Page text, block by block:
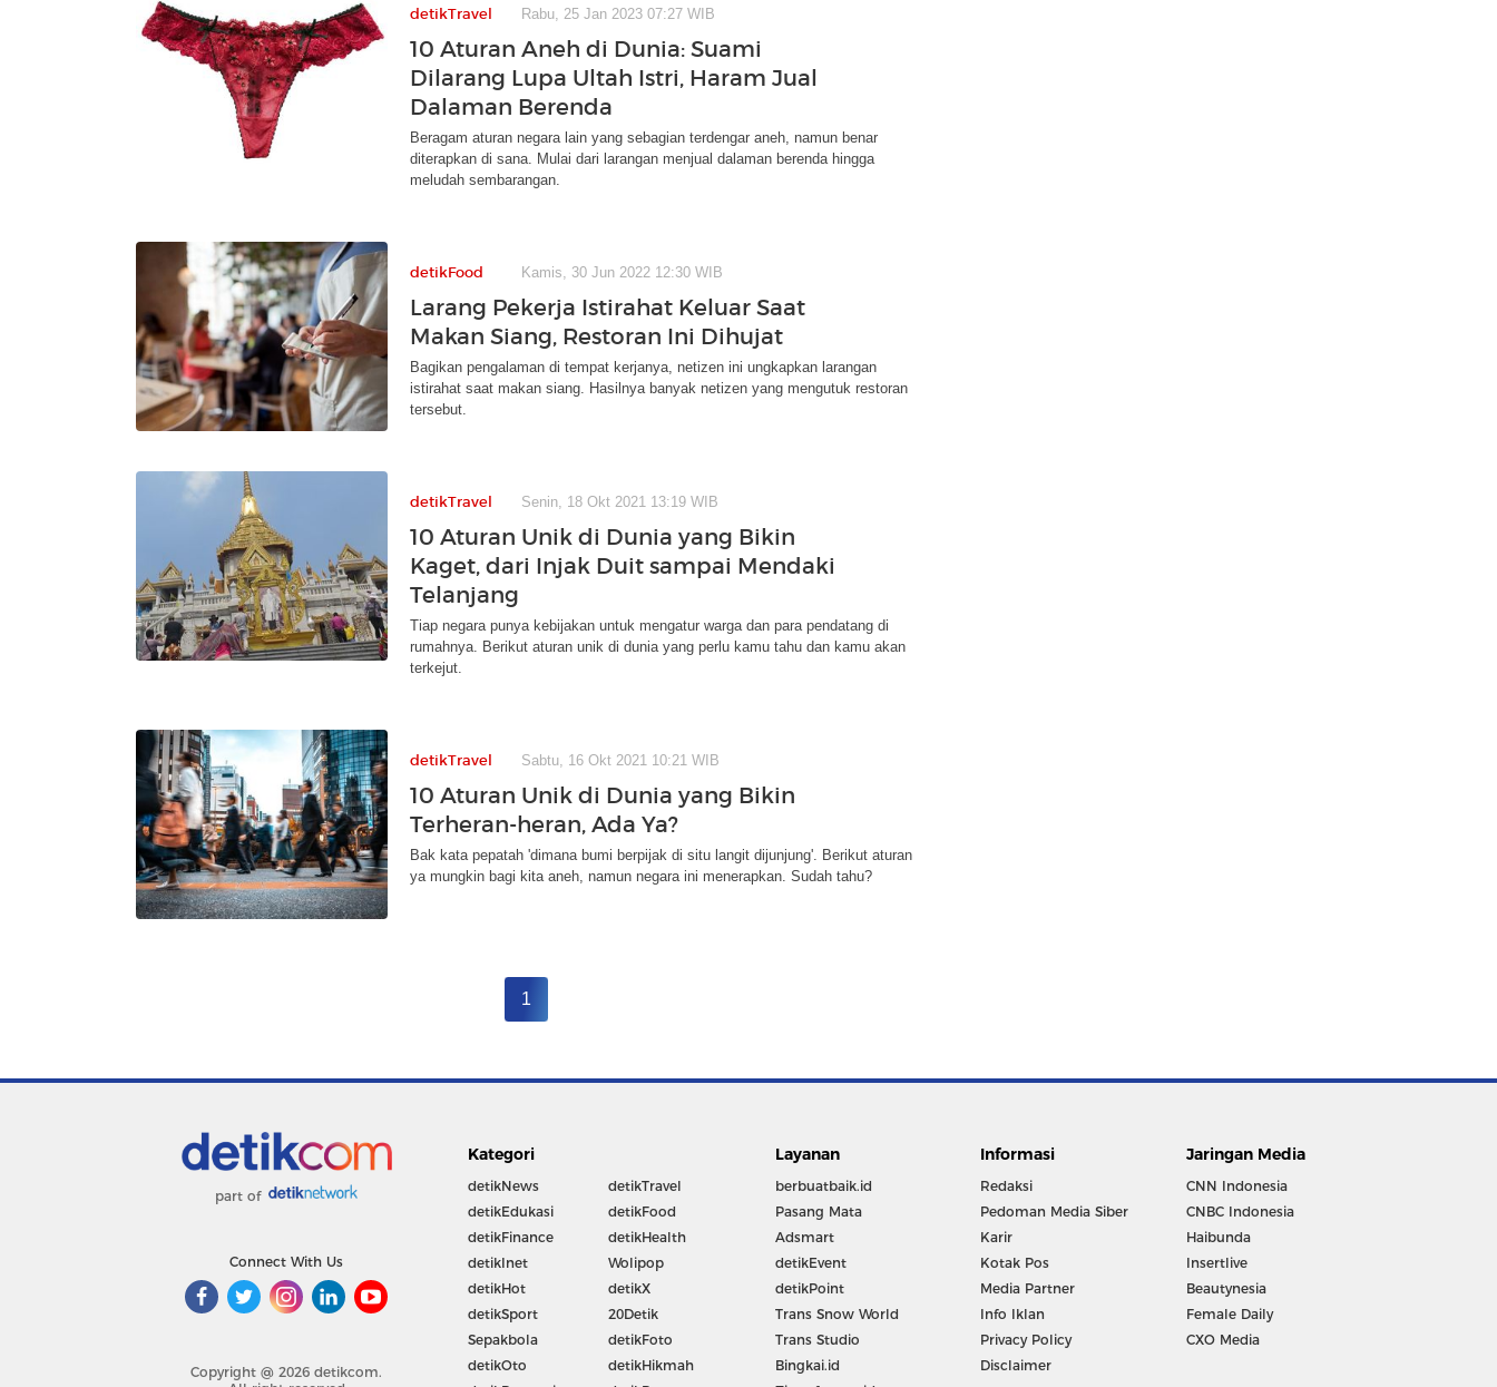
detikTravel Rabu, 25 Jan 2023 07:27 WIB
10 Aturan Aneh di Dunia: Suami
Dilarang Lupa Ultah Istri, Haram Jual
Dalaman Berenda
Beragam aturan negara lain yang sebagian terdengar aneh, namun benar
diterapkan di sana. Mulai dari larangan menjual dalaman berenda hingga
meludah sembarangan.
detikFood Kamis, 30 Jun 2022 12:30 WIB
Larang Pekerja Istirahat Keluar Saat
Makan Siang, Restoran Ini Dihujat
Bagikan pengalaman di tempat kerjanya, netizen ini ungkapkan larangan
istirahat saat makan siang. Hasilnya banyak netizen yang mengutuk restoran
tersebut.
detikTravel Senin, 18 Okt 2021 13:19 WIB
10 Aturan Unik di Dunia yang Bikin
Kaget, dari Injak Duit sampai Mendaki
Telanjang
Tiap negara punya kebijakan untuk mengatur warga dan para pendatang di
rumahnya. Berikut aturan unik di dunia yang perlu kamu tahu dan kamu akan
terkejut.
detikTravel Sabtu, 16 Okt 2021 10:21 WIB
10 Aturan Unik di Dunia yang Bikin
Terheran-heran, Ada Ya?
Bak kata pepatah 'dimana bumi berpijak di situ langit dijunjung'. Berikut aturan
ya mungkin bagi kita aneh, namun negara ini menerapkan. Sudah tahu?
1
part of
Connect With Us
Copyright @ 2026 detikcom.
Kategori
detikNews
detikEdukasi
detikFinance
detikInet
detikHot
detikSport
Sepakbola
detikOto
detikTravel
detikFood
detikHealth
Wolipop
detikX
20Detik
detikFoto
detikHikmah
Layanan
berbuatbaik.id
Pasang Mata
Adsmart
detikEvent
detikPoint
Trans Snow World
Trans Studio
Bingkai.id
Informasi
Redaksi
Pedoman Media Siber
Karir
Kotak Pos
Media Partner
Info Iklan
Privacy Policy
Disclaimer
Jaringan Media
CNN Indonesia
CNBC Indonesia
Haibunda
Insertlive
Beautynesia
Female Daily
CXO Media